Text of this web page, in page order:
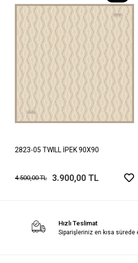
2823-05 TWILL İPEK 90X90
4.500,00 TL 3.900,00 TL
Hızlı Teslimat
Siparişleriniz en kısa sürede